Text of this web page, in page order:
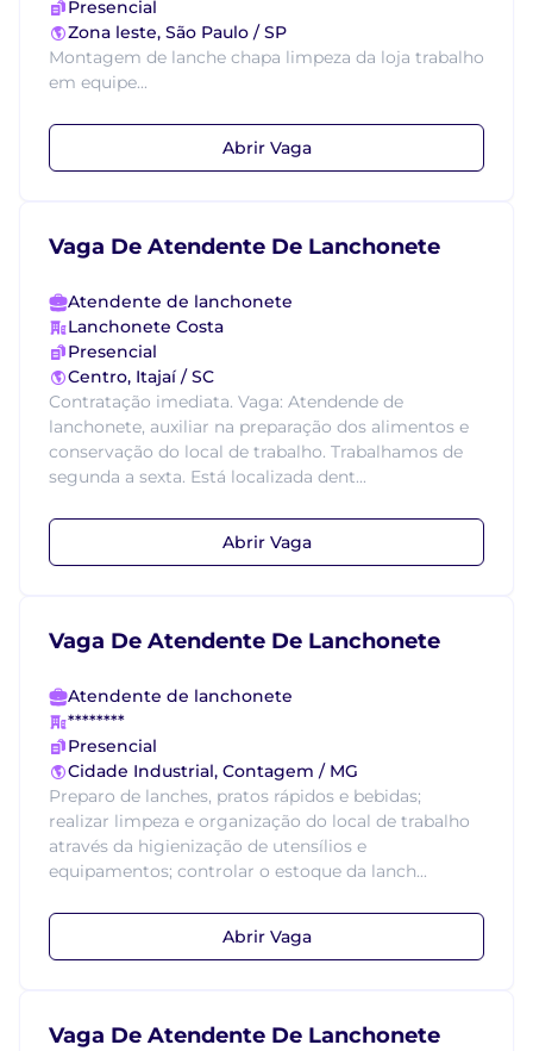
Presencial
Zona leste, São Paulo / SP
Montagem de lanche chapa limpeza da loja trabalho
em equipe...
Abrir Vaga
Vaga De Atendente De Lanchonete
Atendente de lanchonete
Lanchonete Costa
Presencial
Centro, Itajaí / SC
Contratação imediata. Vaga: Atendende de
lanchonete, auxiliar na preparação dos alimentos e
conservação do local de trabalho. Trabalhamos de
segunda a sexta. Está localizada dent...
Abrir Vaga
Vaga De Atendente De Lanchonete
Atendente de lanchonete
********
Presencial
Cidade Industrial, Contagem / MG
Preparo de lanches, pratos rápidos e bebidas;
realizar limpeza e organização do local de trabalho
através da higienização de utensílios e
equipamentos; controlar o estoque da lanch...
Abrir Vaga
Vaga De Atendente De Lanchonete